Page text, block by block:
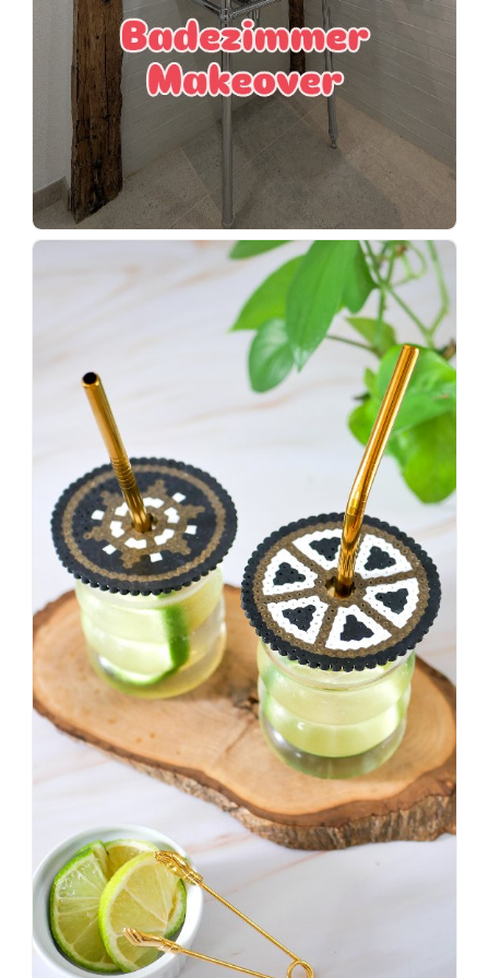
Wenn
schöner
KNALLTS!
#badezimmer
#makeover
#badezimmerdesign
#renovieren
#altbau